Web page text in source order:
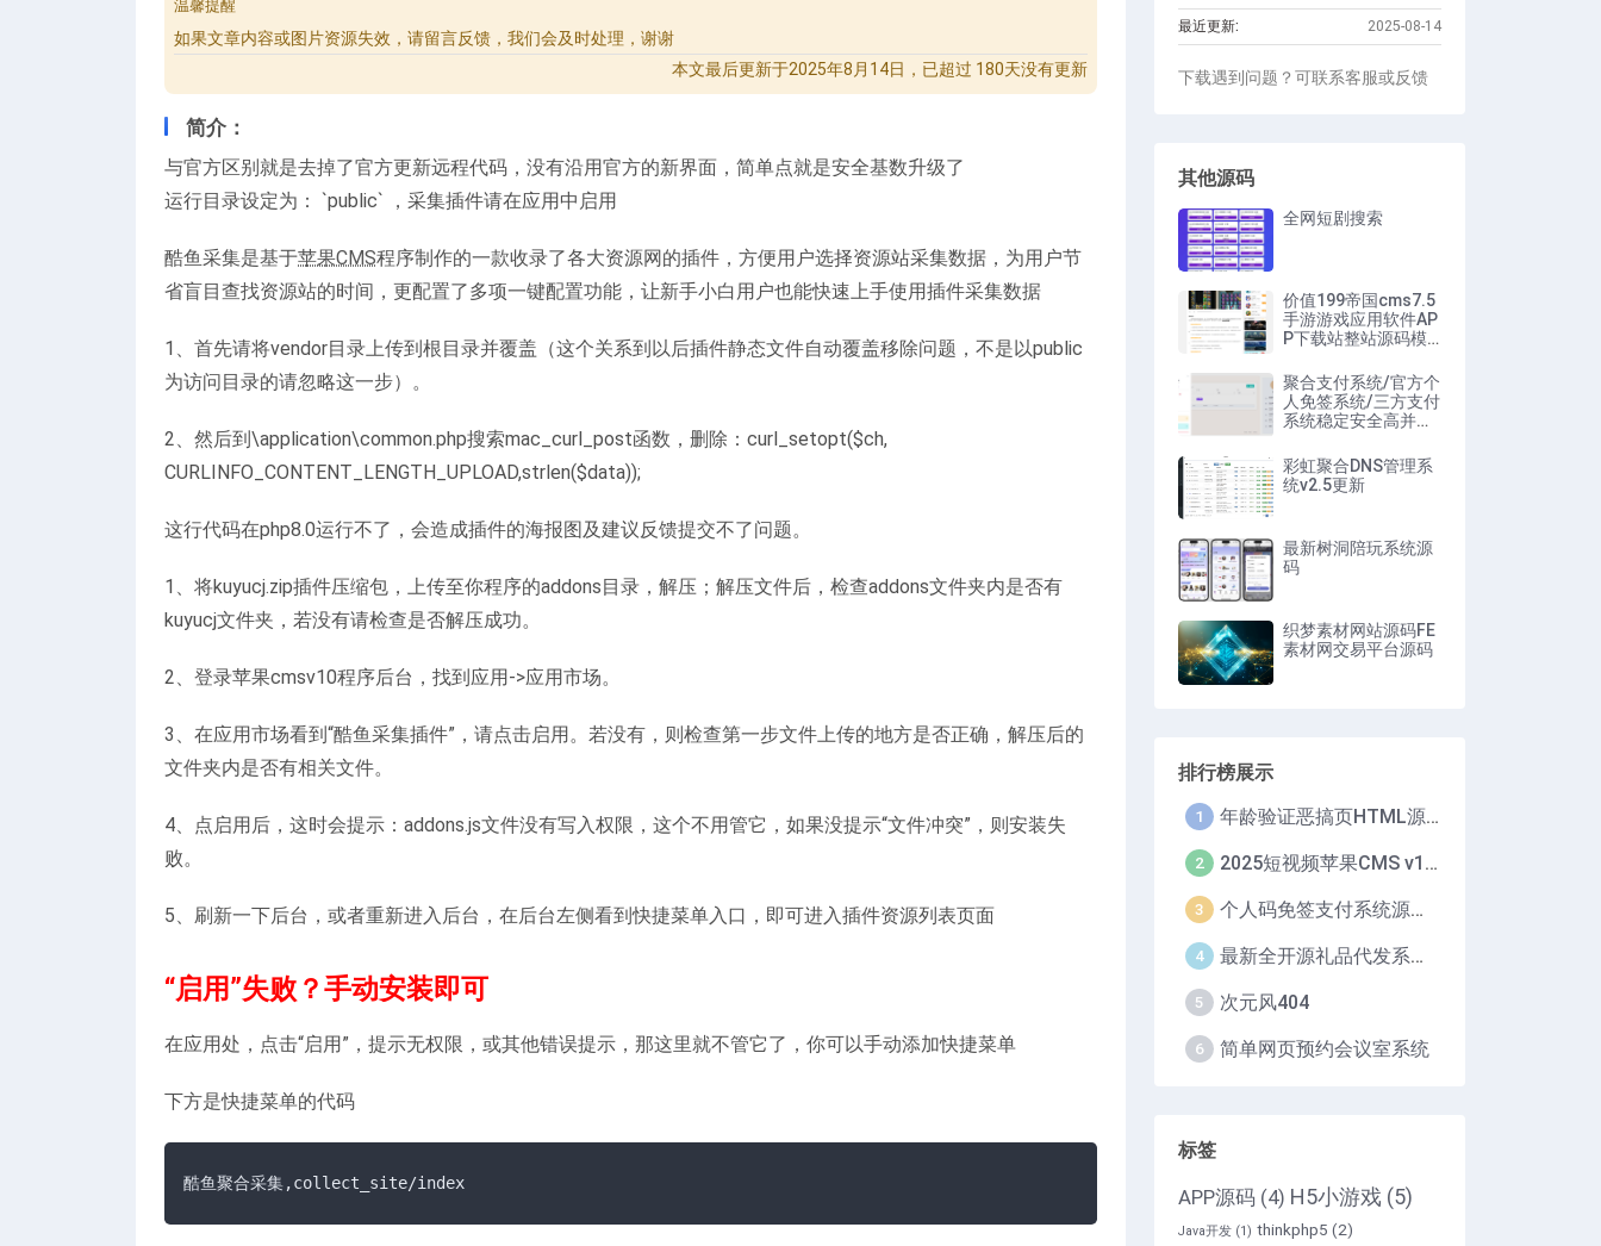
温馨提醒
如果文章内容或图片资源失效，请留言反馈，我们会及时处理，谢谢
本文最后更新于2025年8月14日，已超过 180天没有更新
简介：
与官方区别就是去掉了官方更新远程代码，没有沿用官方的新界面，简单点就是安全基数升级了
运行目录设定为： `public` ，采集插件请在应用中启用
酷鱼采集是基于苹果CMS程序制作的一款收录了各大资源网的插件，方便用户选择资源站采集数据，为用户节
省盲目查找资源站的时间，更配置了多项一键配置功能，让新手小白用户也能快速上手使用插件采集数据
1、首先请将vendor目录上传到根目录并覆盖（这个关系到以后插件静态文件自动覆盖移除问题，不是以public
为访问目录的请忽略这一步）。
2、然后到\application\common.php搜索mac_curl_post函数，删除：curl_setopt($ch,
CURLINFO_CONTENT_LENGTH_UPLOAD,strlen($data));
这行代码在php8.0运行不了，会造成插件的海报图及建议反馈提交不了问题。
1、将kuyucj.zip插件压缩包，上传至你程序的addons目录，解压；解压文件后，检查addons文件夹内是否有
kuyucj文件夹，若没有请检查是否解压成功。
2、登录苹果cmsv10程序后台，找到应用->应用市场。
3、在应用市场看到“酷鱼采集插件”，请点击启用。若没有，则检查第一步文件上传的地方是否正确，解压后的
文件夹内是否有相关文件。
4、点启用后，这时会提示：addons.js文件没有写入权限，这个不用管它，如果没提示“文件冲突”，则安装失
败。
5、刷新一下后台，或者重新进入后台，在后台左侧看到快捷菜单入口，即可进入插件资源列表页面
“启用”失败？手动安装即可
在应用处，点击“启用”，提示无权限，或其他错误提示，那这里就不管它了，你可以手动添加快捷菜单
下方是快捷菜单的代码
酷鱼聚合采集,collect_site/index
最近更新: 2025-08-14
下载遇到问题？可联系客服或反馈
其他源码
全网短剧搜索
价值199帝国cms7.5
手游游戏应用软件AP
P下载站整站源码模
聚合支付系统/官方个
人免签系统/三方支付
系统稳定安全高并发
彩虹聚合DNS管理系
统v2.5更新
最新树洞陪玩系统源
码
织梦素材网站源码FE
素材网交易平台源码
排行榜展示
1 年龄验证恶搞页HTML源码
2 2025短视频苹果CMS v10/短剧系统自动定时采集H5移动端在线影视视频短剧源码小剧场短剧影视源码
3 个人码免签支付系统源码/免签支付系统/微信支付平台
4 最新全开源礼品代发系统源码/电商快递代发/一件代发系统
5 次元风404
6 简单网页预约会议室系统
标签
APP源码 (4) H5小游戏 (5)
Java开发 (1) thinkphp5 (2)